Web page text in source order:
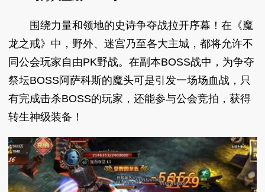
围绕力量和领地的史诗争夺战拉开序幕！在《魔
龙之戒》中，野外、迷宫乃至各大主城，都将允许不
同公会玩家自由PK野战。在副本BOSS战中，为争夺
祭坛BOSS阿萨科斯的魔头可是引发一场场血战，只
有完成击杀BOSS的玩家，还能参与公会竞拍，获得
转生神级装备！